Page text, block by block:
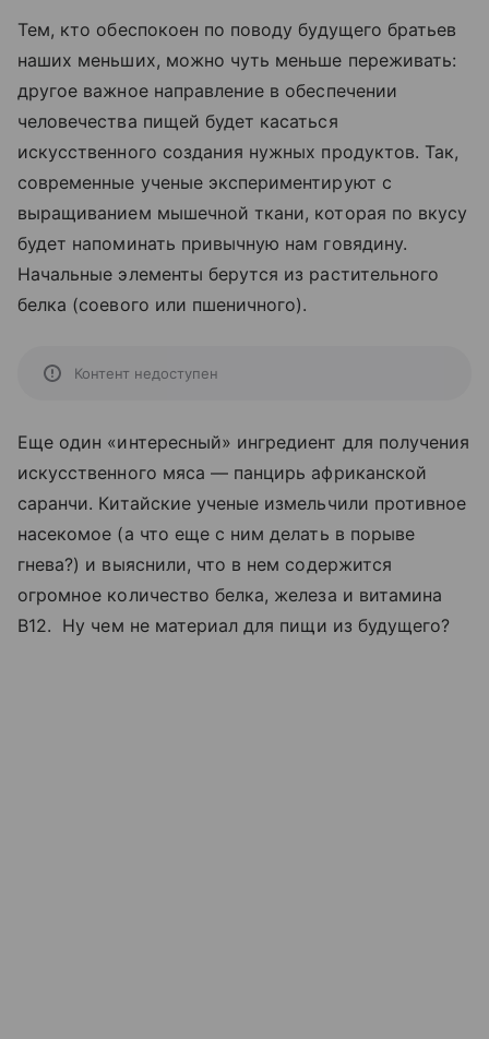
Тем, кто обеспокоен по поводу будущего братьев
наших меньших, можно чуть меньше переживать:
другое важное направление в обеспечении
человечества пищей будет касаться
искусственного создания нужных продуктов. Так,
современные ученые экспериментируют с
выращиванием мышечной ткани, которая по вкусу
будет напоминать привычную нам говядину.
Начальные элементы берутся из растительного
белка (соевого или пшеничного).
Контент недоступен
Еще один «интересный» ингредиент для получения
искусственного мяса — панцирь африканской
саранчи. Китайские ученые измельчили противное
насекомое (а что еще с ним делать в порыве
гнева?) и выяснили, что в нем содержится
огромное количество белка, железа и витамина
В12. Ну чем не материал для пищи из будущего?